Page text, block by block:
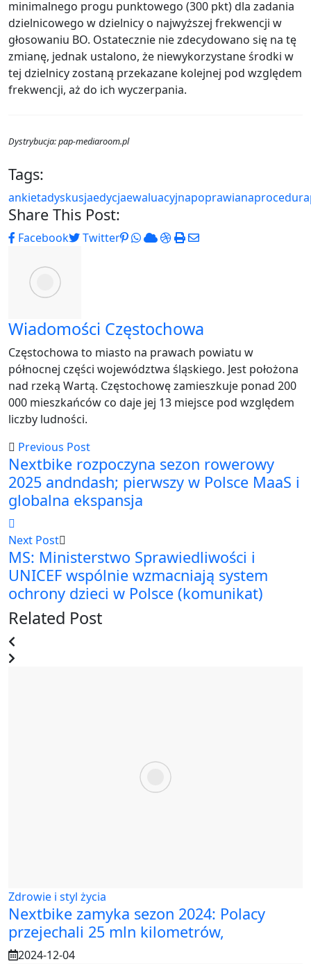
minimalnego progu punktowego (300 pkt) dla zadania
dzielnicowego w dzielnicy o najwyższej frekwencji w
głosowaniu BO. Ostatecznie nie zdecydowano się na tę
zmianę, jednak ustalono, że niewykorzystane środki w
tej dzielnicy zostaną przekazane kolejnej pod względem
frekwencji, aż do ich wyczerpania.
Dystrybucja: pap-mediaroom.pl
Tags:
ankietadyskusjaedycjaewaluacyjnapoprawianaprocedura
Share This Post:
Facebook Twitter Pinterest
Whatsapp
CloudStumbleUpon
PrintShare
Wiadomości Częstochowa
Częstochowa to miasto na prawach powiatu w
północnej części województwa śląskiego. Jest położona
nad rzeką Wartą. Częstochowę zamieszkuje ponad 200
000 mieszkańców co daje jej 13 miejsce pod względem
liczby ludności.
Previous Post
Nextbike rozpoczyna sezon rowerowy
2025 andndash; pierwszy w Polsce MaaS i
globalna ekspansja
Next Post
MS: Ministerstwo Sprawiedliwości i
UNICEF wspólnie wzmacniają system
ochrony dzieci w Polsce (komunikat)
Related Post
Zdrowie i styl życia
Nextbike zamyka sezon 2024: Polacy
przejechali 25 mln kilometrów,
2024-12-04